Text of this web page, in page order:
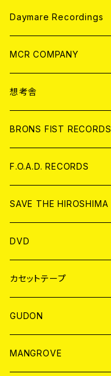
アパレル
ANALOG
CD
ANALOG
Daymare Recordings
CD
ANALOG
MCR COMPANY
CD
アパレル
ANALOG
想考舎
BRONS FIST RECORDS
CD
ANALOG
F.O.A.D. RECORDS
CD
ANALOG
SAVE THE HIROSHIMA
アパレル
BADGE
DVD
JAPAN
WORLD
カセットテープ
JAPAN
WORLD
GUDON
アパレル
MANGROVE